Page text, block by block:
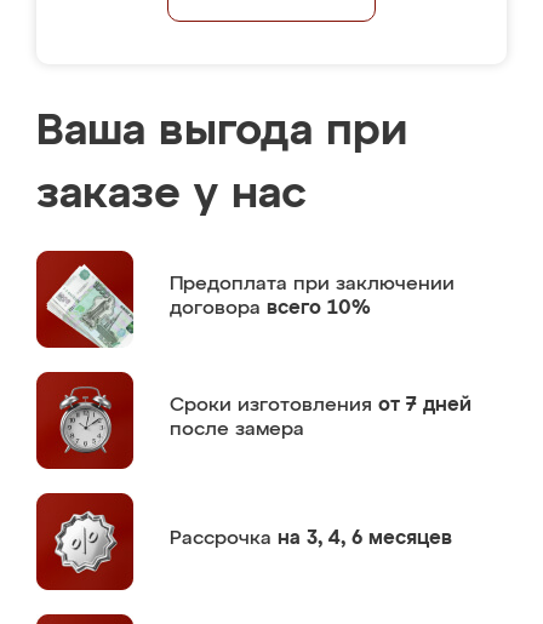
Ваша выгода при
заказе у нас
Предоплата при заключении
договора всего 10%
Сроки изготовления от 7 дней
после замера
Рассрочка на 3, 4, 6 месяцев